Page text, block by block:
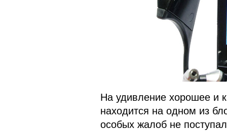
На удивление хорошее и
находится на одном из
особых жалоб не